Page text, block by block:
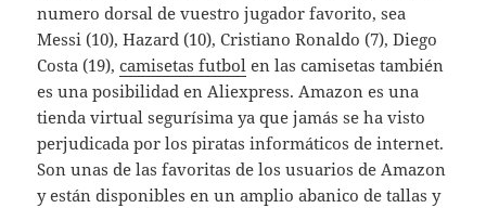
numero dorsal de vuestro jugador favorito, sea
Messi (10), Hazard (10), Cristiano Ronaldo (7), Diego
Costa (19),camisetas futbol en las camisetas también
es una posibilidad en Aliexpress. Amazon es una
tienda virtual segurísima ya que jamás se ha visto
perjudicada por los piratas informáticos de internet.
Son unas de las favoritas de los usuarios de Amazon
y están disponibles en un amplio abanico de tallas y